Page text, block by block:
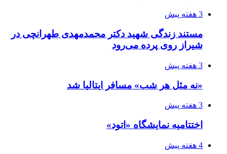
3 هفته پیش
مستند زندگی شهید دکتر محمدمهدی طهرانچی در
شیراز روی پرده می‌رود
3 هفته پیش
«نه مثل هر شب» مسافر ایتالیا شد
3 هفته پیش
اختتامیه نمایشگاه «اتود»
4 هفته پیش